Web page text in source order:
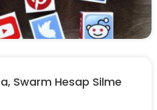
Swarm Hesap Silme